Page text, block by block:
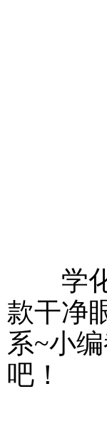
学化
款干净
系~小
吧！